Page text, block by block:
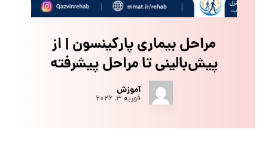
مراحل بیماری پارکینسون | از
پیش‌بالینی تا مراحل پیشرفته
آموزش
فوریه ۳, ۲۰۲۶